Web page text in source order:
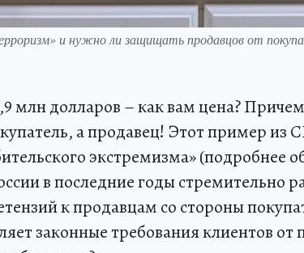
и нужно ли защищать продавцов от
млн долларов – как вам цена?
а продавец! Этот пример из
экстремизма» (подробнее
в последние годы стремительно
к продавцам со стороны
законные требования клиентов